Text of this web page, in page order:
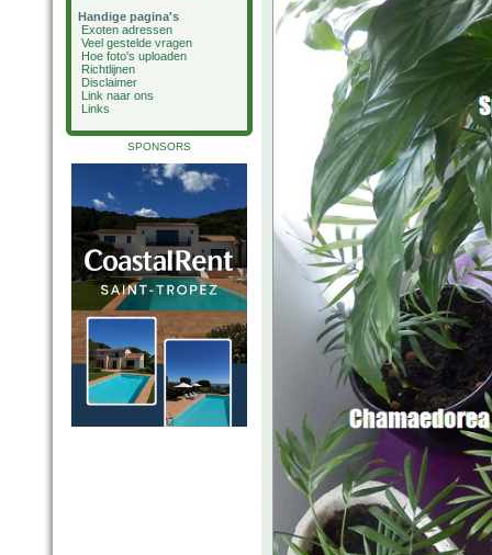
Handige pagina's
Exoten adressen
Veel gestelde vragen
Hoe foto's uploaden
Richtlijnen
Disclaimer
Link naar ons
Links
SPONSORS